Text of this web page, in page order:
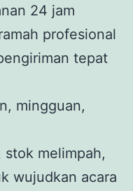
24 jam
profesional
tepat
mingguan,
stok melimpah,
wujudkan acara